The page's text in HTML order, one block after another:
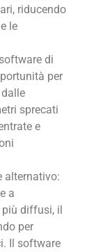
riducendo
le
di
per
sprecati
e
alternativo:
a
diffusi, il
per
Il software